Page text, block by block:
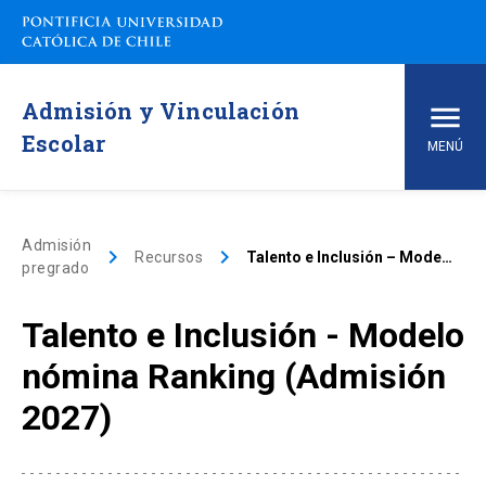
Admisión y Vinculación
Escolar
MENÚ
Carreras de pregrado
Vías de Admisión arrow_drop_down
arrow_drop_down
Admisión
pregrado
keyboard_arrow_right Recursos keyboard_arrow_right Talento e Inclusión – Modelo nómina Ranking (Admisión 2027)
Talento e Inclusión - Modelo
nómina Ranking (Admisión
2027)